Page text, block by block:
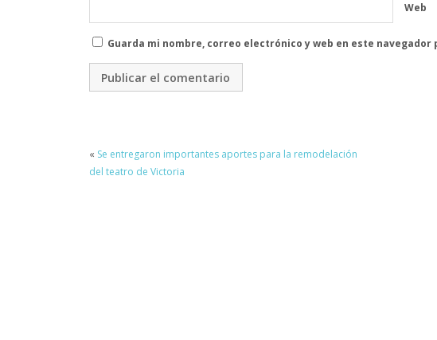
Web
Guarda mi nombre, correo electrónico y web en este
« Se entregaron importantes aportes para la remodelación
del teatro de Victoria